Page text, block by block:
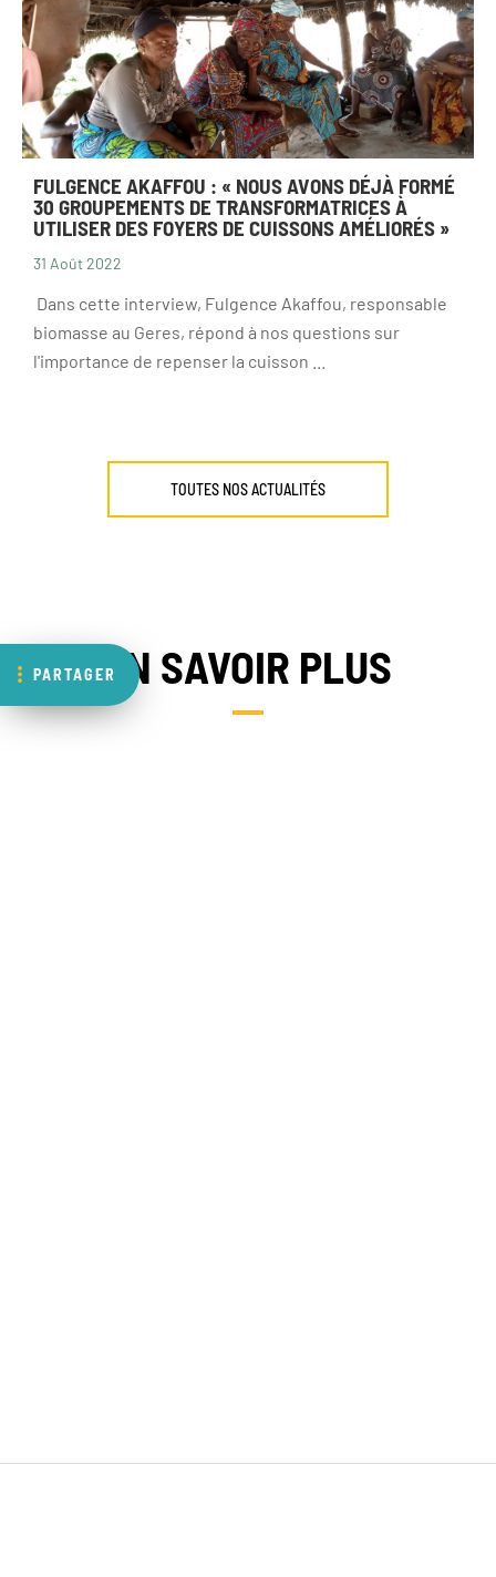
PARTAGER
FULGENCE AKAFFOU : « NOUS AVONS DÉJÀ FORMÉ
30 GROUPEMENTS DE TRANSFORMATRICES À
UTILISER DES FOYERS DE CUISSONS AMÉLIORÉS »
31 Août 2022
Dans cette interview, Fulgence Akaffou, responsable
biomasse au Geres, répond à nos questions sur
l'importance de repenser la cuisson ...
TOUTES NOS ACTUALITÉS
EN SAVOIR PLUS